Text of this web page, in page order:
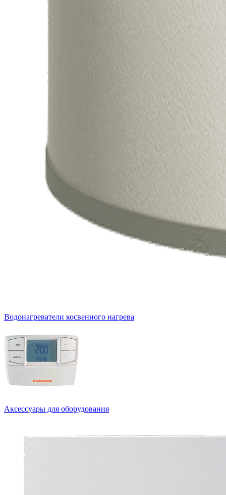
Водонагреватели косвенного нагрева
Аксессуары для оборудования